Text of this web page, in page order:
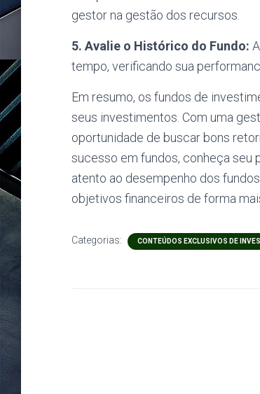
gestor na gestão dos recursos.
5. Avalie o Histórico do Fundo:
tempo, verificando sua
Em resumo, os fundos de
seus investimentos. Com uma
oportunidade de buscar bons
sucesso em fundos, conheça seu
atento ao desempenho dos
objetivos financeiros de forma
Categorias: CONTEÚDOS EXCLUSIVOS DE